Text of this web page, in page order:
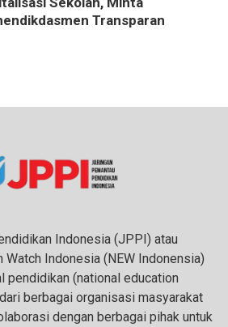
Transparan
Indonesia (JPPI) atau
Indonesia (NEW Indonensia)
pendidikan (national education
berbagai organisasi masyarakat
dengan berbagai pihak untuk